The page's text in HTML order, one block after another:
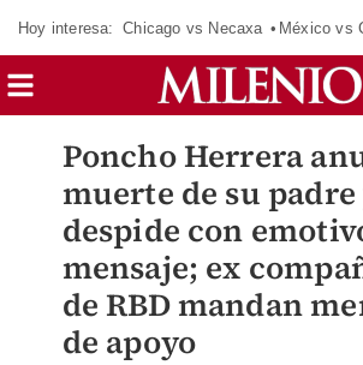
Hoy interesa: Chicago vs Necaxa México vs
Poncho Herrera
muerte de su
despide con
mensaje; ex
de RBD mandan
de apoyo